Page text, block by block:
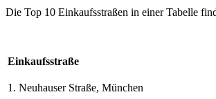
Die Top 10 Einkaufsstraßen in einer Tabelle
Einkaufsstraße
1. Neuhauser Straße, München